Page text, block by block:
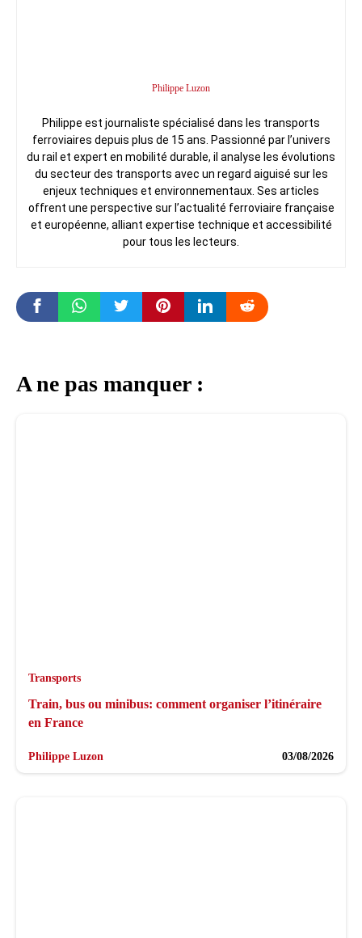
Philippe Luzon
Philippe est journaliste spécialisé dans les transports
ferroviaires depuis plus de 15 ans. Passionné par l’univers
du rail et expert en mobilité durable, il analyse les évolutions
du secteur des transports avec un regard aiguisé sur les
enjeux techniques et environnementaux. Ses articles
offrent une perspective sur l’actualité ferroviaire française
et européenne, alliant expertise technique et accessibilité
pour tous les lecteurs.
A ne pas manquer :
Transports
Train, bus ou minibus: comment organiser l’itinéraire
en France
Philippe Luzon 03/08/2026